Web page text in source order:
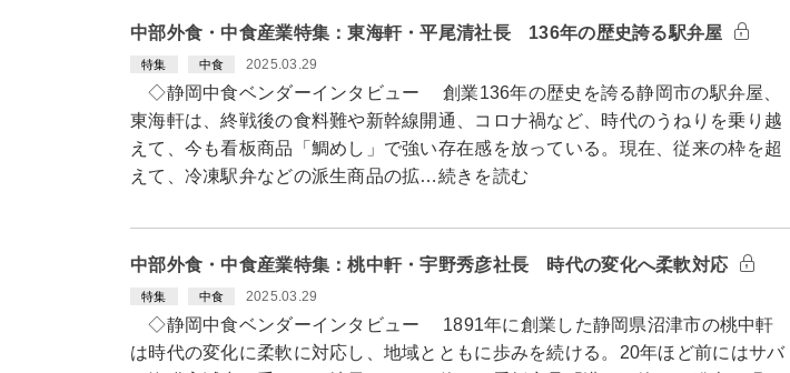
中部外食・中食産業特集：東海軒・平尾清社長 136年の歴史誇る駅弁屋
特集 中食 2025.03.29
◇静岡中食ベンダーインタビュー 創業136年の歴史を誇る静岡市の駅弁屋、
東海軒は、終戦後の食料難や新幹線開通、コロナ禍など、時代のうねりを乗り越
えて、今も看板商品「鯛めし」で強い存在感を放っている。現在、従来の枠を超
えて、冷凍駅弁などの派生商品の拡…続きを読む
中部外食・中食産業特集：桃中軒・宇野秀彦社長 時代の変化へ柔軟対応
特集 中食 2025.03.29
◇静岡中食ベンダーインタビュー 1891年に創業した静岡県沼津市の桃中軒
は時代の変化に柔軟に対応し、地域とともに歩みを続ける。20年ほど前にはサバ